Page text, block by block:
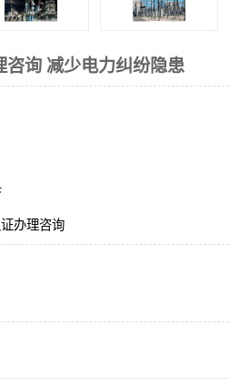
咨询 减少电力纠纷隐患
办理咨询